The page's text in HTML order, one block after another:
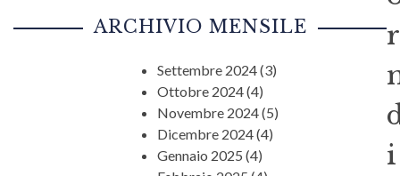
r
i
ARCHIVIO MENSILE
Settembre 2024(3)
Ottobre 2024(4)
Novembre 2024(5)
Dicembre 2024(4)
Gennaio 2025 (4)